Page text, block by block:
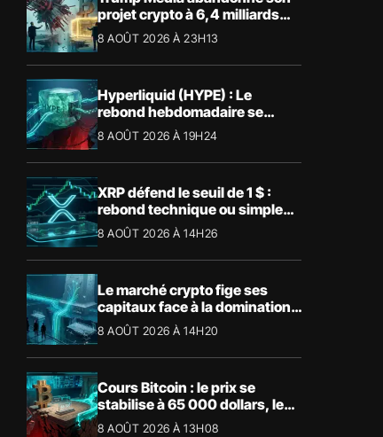
projet crypto à 6,4 milliards
avec Crypto.com
8 AOÛT 2026 À 23H13
Hyperliquid (HYPE) : Le
rebond hebdomadaire se
heurte à la résistance des
57,90 $
8 AOÛT 2026 À 19H24
XRP défend le seuil de 1 $ :
rebond technique ou simple
pause ?
8 AOÛT 2026 À 14H26
Le marché crypto fige ses
capitaux face à la domination
absolue de Bitcoin
8 AOÛT 2026 À 14H20
Cours Bitcoin : le prix se
stabilise à 65 000 dollars, les
niveaux clés à surveiller
8 AOÛT 2026 À 13H08